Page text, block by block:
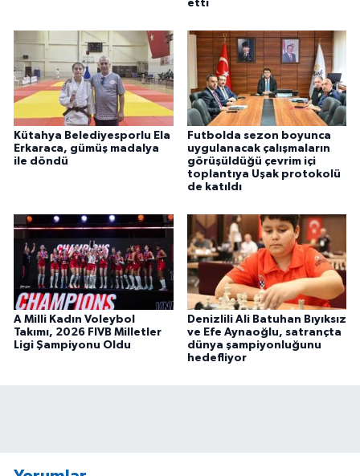
etti
Kütahya Belediyesporlu Ela
Erkaraca, gümüş madalya
ile döndü
Futbolda sezon boyunca
uygulanacak çalışmaların
görüşüldüğü çevrim içi
toplantıya Uşak protokolü
de katıldı
A Milli Kadın Voleybol
Takımı, 2026 FIVB Milletler
Ligi Şampiyonu Oldu
Denizlili Ali Batuhan Bıyıksız
ve Efe Aynaoğlu, satrançta
dünya şampiyonluğunu
hedefliyor